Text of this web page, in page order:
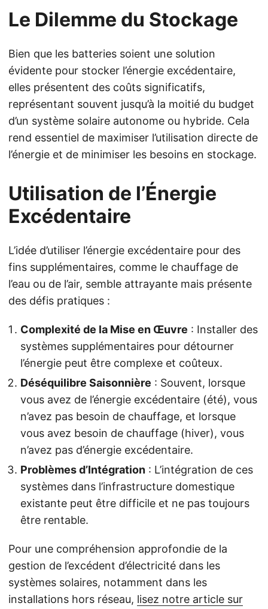
Le Dilemme du Stockage
Bien que les batteries soient une solution
évidente pour stocker l’énergie excédentaire,
elles présentent des coûts significatifs,
représentant souvent jusqu’à la moitié du budget
d’un système solaire autonome ou hybride. Cela
rend essentiel de maximiser l’utilisation directe de
l’énergie et de minimiser les besoins en stockage.
Utilisation de l’Énergie
Excédentaire
L’idée d’utiliser l’énergie excédentaire pour des
fins supplémentaires, comme le chauffage de
l’eau ou de l’air, semble attrayante mais présente
des défis pratiques :
Complexité de la Mise en Œuvre : Installer des
systèmes supplémentaires pour détourner
l’énergie peut être complexe et coûteux.
Déséquilibre Saisonnière : Souvent, lorsque
vous avez de l’énergie excédentaire (été), vous
n’avez pas besoin de chauffage, et lorsque
vous avez besoin de chauffage (hiver), vous
n’avez pas d’énergie excédentaire.
Problèmes d’Intégration : L’intégration de ces
systèmes dans l’infrastructure domestique
existante peut être difficile et ne pas toujours
être rentable.
Pour une compréhension approfondie de la
gestion de l’excédent d’électricité dans les
systèmes solaires, notamment dans les
installations hors réseau, lisez notre article sur